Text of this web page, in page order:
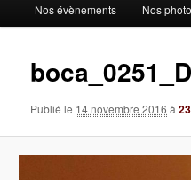
Nos évènements Nos
Publié le 14 novembre 2016 à